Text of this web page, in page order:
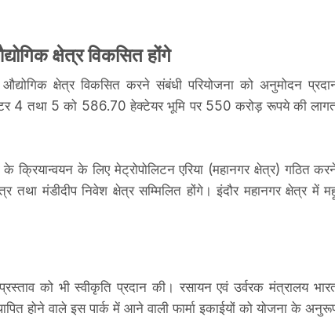
क्षेत्र विकसित होंगे
क्षेत्र विकसित करने संबंधी परियोजना को अनुमोदन
4 तथा 5 को 586.70 हेक्टेयर भूमि पर 550 करोड़ रूपये की
क्रियान्‍वयन के लिए मेट्रोपोलिटन एरिया (महानगर क्षेत्र) गठित
तथा मंडीदीप निवेश क्षेत्र सम्मिलित होंगे। इंदौर महानगर क्षेत्र में
को भी स्वीकृति प्रदान की। रसायन एवं उर्वरक मंत्रालय
होने वाले इस पार्क में आने वाली फार्मा इकाईयों को योजना के